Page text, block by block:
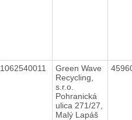
1062540011
Green Wave
Recycling,
s.r.o.
Pohranická
ulica 271/27,
Malý Lapáš